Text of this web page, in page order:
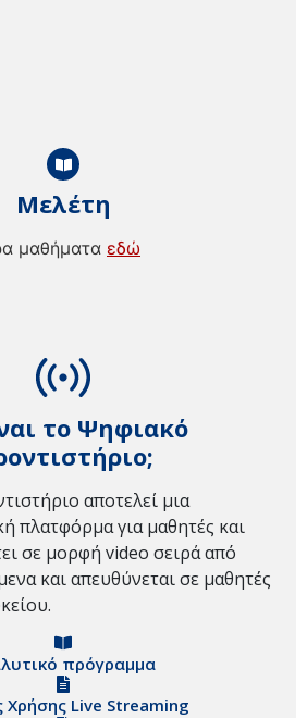
το Ψηφιακό
αποτελεί μια
πλατφόρμα για μαθητές και
σε μορφή video σειρά από
και απευθύνεται σε μαθητές
πρόγραμμα
Χρήσης Live Streaming
Μελέτη
μαθήματα εδώ